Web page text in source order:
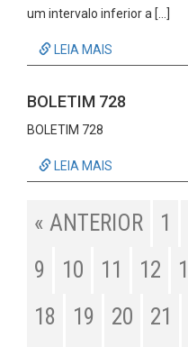
um intervalo inferior a […]
LEIA MAIS
BOLETIM 728
BOLETIM 728
LEIA MAIS
« ANTERIOR 1
9
10 11 12
18
19 20 21